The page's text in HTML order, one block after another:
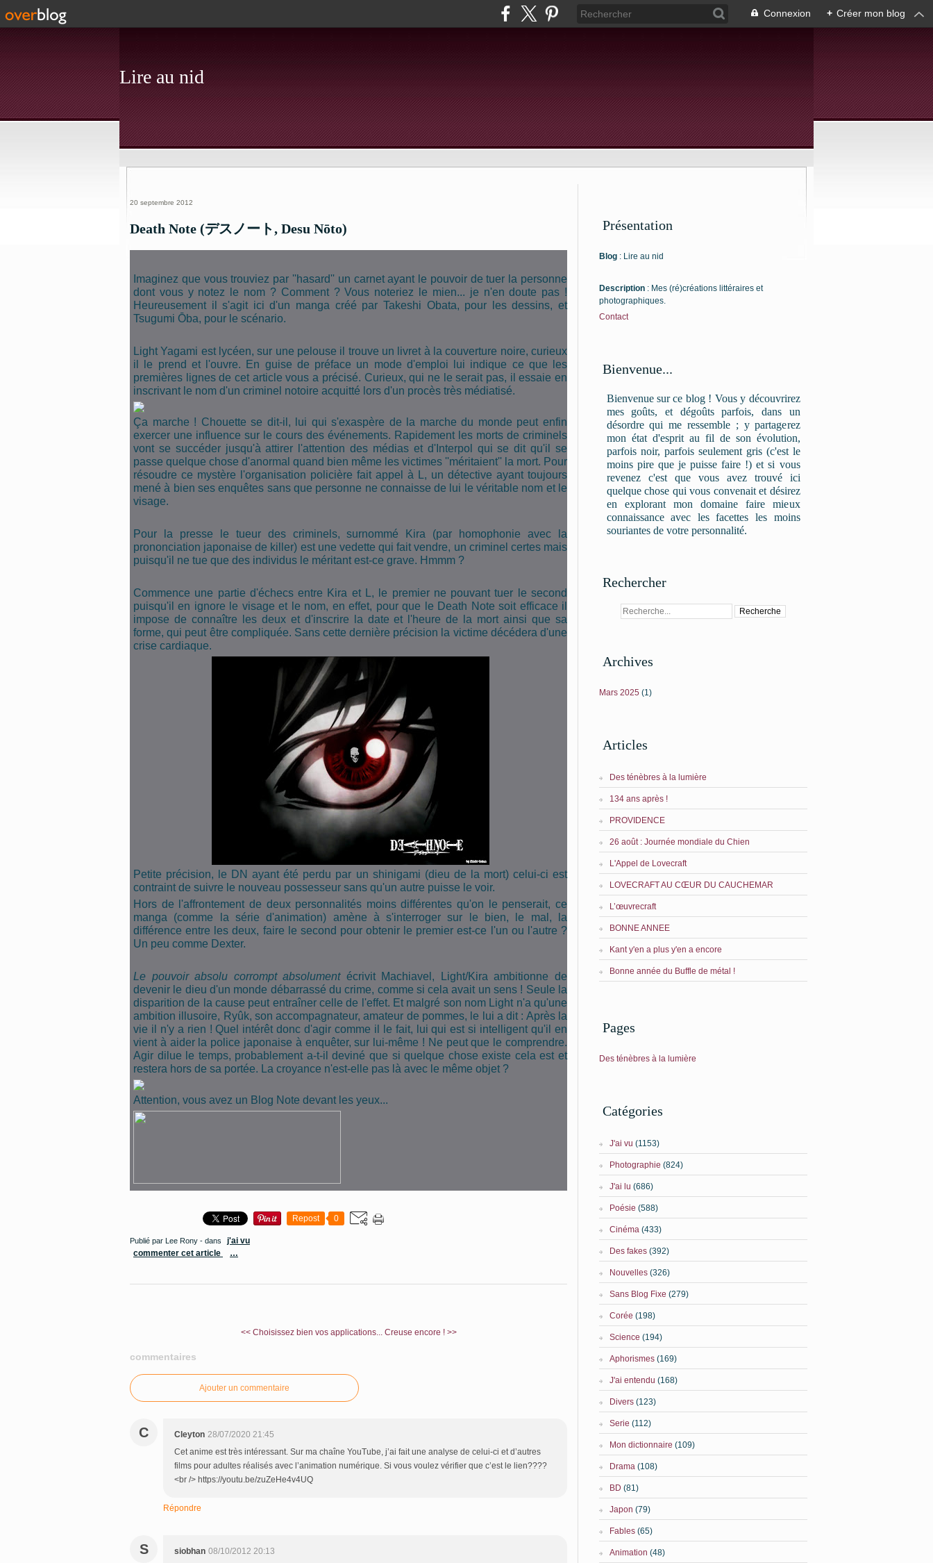
Connexion + Créer mon blog
Lire au nid
20 septembre 2012
Death Note (デスノート, Desu Nōto)
Imaginez que vous trouviez par ''hasard'' un carnet ayant le pouvoir de tuer la personne
dont vous y notez le nom ? Comment ? Vous noteriez le mien... je n'en doute pas !
Heureusement il s'agit ici d'un manga créé par Takeshi Obata, pour les dessins, et
Tsugumi Ōba, pour le scénario.
Light Yagami est lycéen, sur une pelouse il trouve un livret à la couverture noire, curieux
il le prend et l'ouvre. En guise de préface un mode d'emploi lui indique ce que les
premières lignes de cet article vous a précisé. Curieux, qui ne le serait pas, il essaie en
inscrivant le nom d'un criminel notoire acquitté lors d'un procès très médiatisé.
Ça marche ! Chouette se dit-il, lui qui s'exaspère de la marche du monde peut enfin
exercer une influence sur le cours des événements. Rapidement les morts de criminels
vont se succéder jusqu'à attirer l'attention des médias et d'Interpol qui se dit qu'il se
passe quelque chose d'anormal quand bien même les victimes ''méritaient'' la mort. Pour
résoudre ce mystère l'organisation policière fait appel à L, un détective ayant toujours
mené à bien ses enquêtes sans que personne ne connaisse de lui le véritable nom et le
visage.
Pour la presse le tueur des criminels, surnommé Kira (par homophonie avec la
prononciation japonaise de killer) est une vedette qui fait vendre, un criminel certes mais
puisqu'il ne tue que des individus le méritant est-ce grave. Hmmm ?
Commence une partie d'échecs entre Kira et L, le premier ne pouvant tuer le second
puisqu'il en ignore le visage et le nom, en effet, pour que le Death Note soit efficace il
impose de connaître les deux et d'inscrire la date et l'heure de la mort ainsi que sa
forme, qui peut être compliquée. Sans cette dernière précision la victime décédera d'une
crise cardiaque.
Petite précision, le DN ayant été perdu par un shinigami (dieu de la mort) celui-ci est
contraint de suivre le nouveau possesseur sans qu'un autre puisse le voir.
Hors de l'affrontement de deux personnalités moins différentes qu'on le penserait, ce
manga (comme la série d'animation) amène à s'interroger sur le bien, le mal, la
différence entre les deux, faire le second pour obtenir le premier est-ce l'un ou l'autre ?
Un peu comme Dexter.
Le pouvoir absolu corrompt absolumentécrivit Machiavel, Light/Kira ambitionne de
devenir le dieu d'un monde débarrassé du crime, comme si cela avait un sens ! Seule la
disparition de la cause peut entraîner celle de l'effet. Et malgré son nom Light n'a qu'une
ambition illusoire, Ryûk, son accompagnateur, amateur de pommes, le lui a dit : Après la
vie il n'y a rien ! Quel intérêt donc d'agir comme il le fait, lui qui est si intelligent qu'il en
vient à aider la police japonaise à enquêter, sur lui-même ! Ne peut que le comprendre.
Agir dilue le temps, probablement a-t-il deviné que si quelque chose existe cela est et
restera hors de sa portée. La croyance n'est-elle pas là avec le même objet ?
Attention, vous avez un Blog Note devant les yeux...
Repost 0
Publié par Lee Rony - dans
j'ai vu
commenter cet article
…
<< Choisissez bien vos applications... Creuse encore ! >>
commentaires
Ajouter un commentaire
C Cleyton 28/07/2020 21:45
Cet anime est très intéressant. Sur ma chaîne YouTube, j’ai fait une analyse de celui-ci et d’autres
films pour adultes réalisés avec l’animation numérique. Si vous voulez vérifier que c’est le lien????
<br /> https://youtu.be/zuZeHe4v4UQ
Répondre
S siobhan 08/10/2012 20:13
Présentation
Blog : Lire au nid
Description : Mes (ré)créations littéraires et
photographiques.
Contact
Bienvenue...
Bienvenue sur ce blog ! Vous y découvrirez
mes goûts, et dégoûts parfois, dans un
désordre qui me ressemble ; y partagerez
mon état d'esprit au fil de son évolution,
parfois noir, parfois seulement gris (c'est le
moins pire que je puisse faire !) et si vous
revenez c'est que vous avez trouvé ici
quelque chose qui vous convenait et désirez
en explorant mon domaine faire mieux
connaissance avec les facettes les moins
souriantes de votre personnalité.
Rechercher
Archives
Mars 2025 (1)
Articles
Des ténèbres à la lumière
134 ans après !
PROVIDENCE
26 août : Journée mondiale du Chien
L'Appel de Lovecraft
LOVECRAFT AU CŒUR DU CAUCHEMAR
L’œuvrecraft
BONNE ANNEE
Kant y'en a plus y'en a encore
Bonne année du Buffle de métal !
Pages
Des ténèbres à la lumière
Catégories
J'ai vu (1153)
Photographie (824)
J'ai lu (686)
Poésie (588)
Cinéma (433)
Des fakes (392)
Nouvelles (326)
Sans Blog Fixe (279)
Corée (198)
Science (194)
Aphorismes (169)
J'ai entendu (168)
Divers (123)
Serie (112)
Mon dictionnaire (109)
Drama (108)
BD (81)
Japon (79)
Fables (65)
Animation (48)